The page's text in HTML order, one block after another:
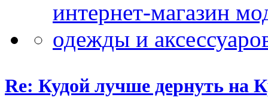
Re: Кудой лучше дернуть на